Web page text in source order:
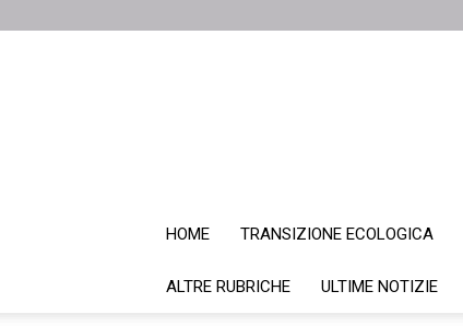
HOME TRANSIZIONE ECOLOGICA
ALTRE RUBRICHE ULTIME NOTIZIE